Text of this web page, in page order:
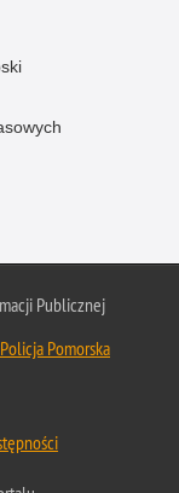
Publicznej
Pomorska